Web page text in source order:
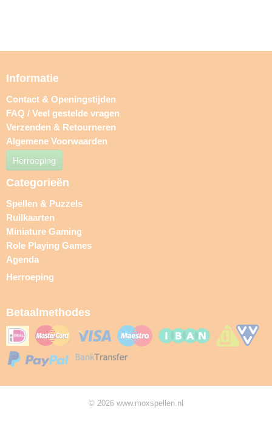
Informatie
Contact & Openingstijden
FAQ / Veel gestelde vragen
Verzenden & Retourneren
Algemene Voorwaarden
Herroeping
Categorieën
Spellen & Puzzels
Ruilkaarten
Miniature Gaming
Role Playing Games
Agenda
Herroeping
Betaalmethodes
© 2026 www.moxspellen.nl